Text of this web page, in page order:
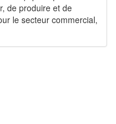
de produire et de
le secteur commercial,